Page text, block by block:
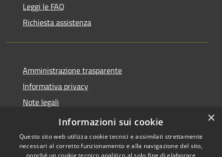
Leggi le FAQ
Richiesta assistenza
Amministrazione trasparente
Informativa privacy
Note legali
Dichiarazione di accessibilità
×
Informazioni sui cookie
Questo sito web utilizza cookie tecnici e assimilati strettamente
necessari al corretto funzionamento e alla navigazione del sito,
nonché un cookie tecnico analitico al solo fine di elaborare